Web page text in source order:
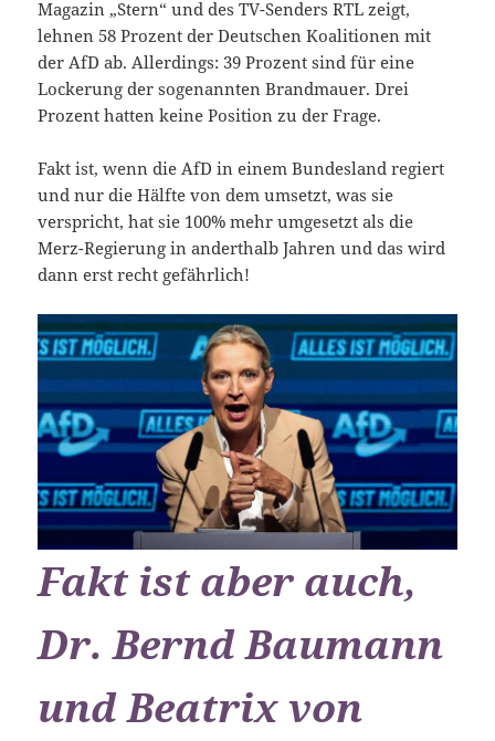
Magazin „Stern“ und des TV-Senders RTL zeigt,
lehnen 58 Prozent der Deutschen Koalitionen mit
der AfD ab. Allerdings: 39 Prozent sind für eine
Lockerung der sogenannten Brandmauer. Drei
Prozent hatten keine Position zu der Frage.
Fakt ist, wenn die AfD in einem Bundesland regiert
und nur die Hälfte von dem umsetzt, was sie
verspricht, hat sie 100% mehr umgesetzt als die
Merz-Regierung in anderthalb Jahren und das wird
dann erst recht gefährlich!
Fakt ist aber auch,
Dr. Bernd Baumann
und Beatrix von